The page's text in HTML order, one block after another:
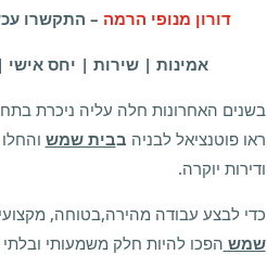
דורון מנופי הרמה – התקשרו
אמינות | שירות | יחס אישי
בשנים האחרונות חלה עליה ניכרת
ראו פוטנציאל לבניה בבית שמש
ודירות יוקרה.
כדי לבצע עבודה מהירה,בטוחה,
שמש הפכו להיות חלק משמעותי